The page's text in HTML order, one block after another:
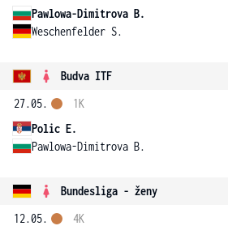
Pawlowa-Dimitrova B.
Weschenfelder S.
Budva ITF
27.05.
Polic E.
Pawlowa-Dimitrova B.
1K
Bundesliga - ženy
12.05.
4K